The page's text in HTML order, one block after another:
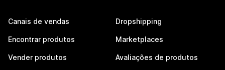
Canais de vendas
Encontrar produtos
Vender produtos
Dropshipping
Marketplaces
Avaliações de produtos